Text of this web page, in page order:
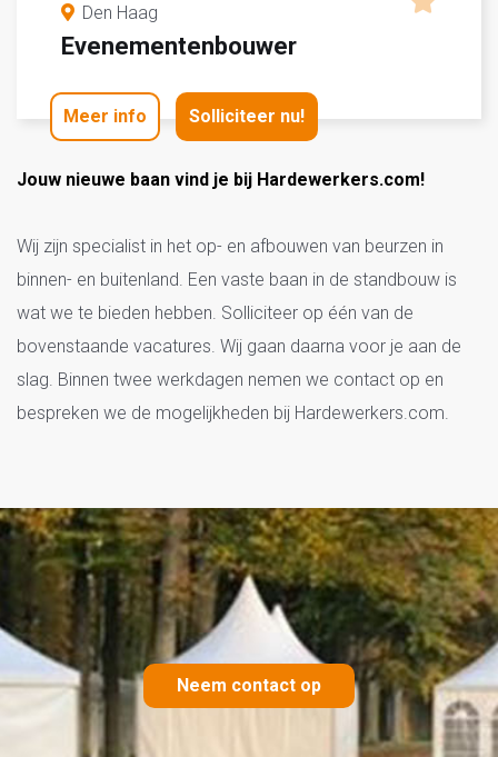
Den Haag
Evenementenbouwer
Meer info Solliciteer nu!
Jouw nieuwe baan vind je bij Hardewerkers.com!
Wij zijn specialist in het op- en afbouwen van beurzen in
binnen- en buitenland. Een vaste baan in de standbouw is
wat we te bieden hebben. Solliciteer op één van de
bovenstaande vacatures. Wij gaan daarna voor je aan de
slag. Binnen twee werkdagen nemen we contact op en
bespreken we de mogelijkheden bij Hardewerkers.com.
Neem contact op